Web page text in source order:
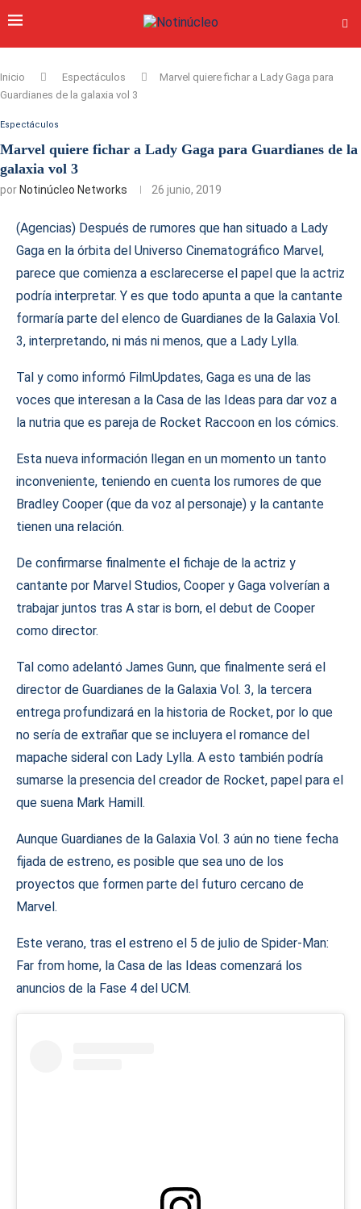
Inicio Espectáculos
Marvel quiere fichar a Lady Gaga para
Guardianes de la galaxia vol 3
Espectáculos
Marvel quiere fichar a Lady Gaga para Guardianes de la
galaxia vol 3
por Notinúcleo Networks 26 junio, 2019
(Agencias) Después de rumores que han situado a Lady
Gaga en la órbita del Universo Cinematográfico Marvel,
parece que comienza a esclarecerse el papel que la actriz
podría interpretar. Y es que todo apunta a que la cantante
formaría parte del elenco de Guardianes de la Galaxia Vol.
3, interpretando, ni más ni menos, que a Lady Lylla.
Tal y como informó FilmUpdates, Gaga es una de las
voces que interesan a la Casa de las Ideas para dar voz a
la nutria que es pareja de Rocket Raccoon en los cómics.
Esta nueva información llegan en un momento un tanto
inconveniente, teniendo en cuenta los rumores de que
Bradley Cooper (que da voz al personaje) y la cantante
tienen una relación.
De confirmarse finalmente el fichaje de la actriz y
cantante por Marvel Studios, Cooper y Gaga volverían a
trabajar juntos tras A star is born, el debut de Cooper
como director.
Tal como adelantó James Gunn, que finalmente será el
director de Guardianes de la Galaxia Vol. 3, la tercera
entrega profundizará en la historia de Rocket, por lo que
no sería de extrañar que se incluyera el romance del
mapache sideral con Lady Lylla. A esto también podría
sumarse la presencia del creador de Rocket, papel para el
que suena Mark Hamill.
Aunque Guardianes de la Galaxia Vol. 3 aún no tiene fecha
fijada de estreno, es posible que sea uno de los
proyectos que formen parte del futuro cercano de
Marvel.
Este verano, tras el estreno el 5 de julio de Spider-Man:
Far from home, la Casa de las Ideas comenzará los
anuncios de la Fase 4 del UCM.